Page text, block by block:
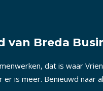
van Breda
dat is waar
is meer. Benieuwd naar